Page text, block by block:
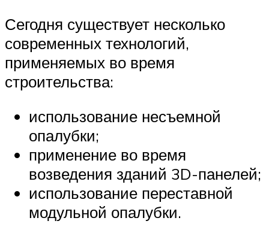
Сегодня существует несколько
современных технологий,
применяемых во время
строительства:
использование несъемной
опалубки;
применение во время
возведения зданий 3D-панелей;
использование переставной
модульной опалубки.